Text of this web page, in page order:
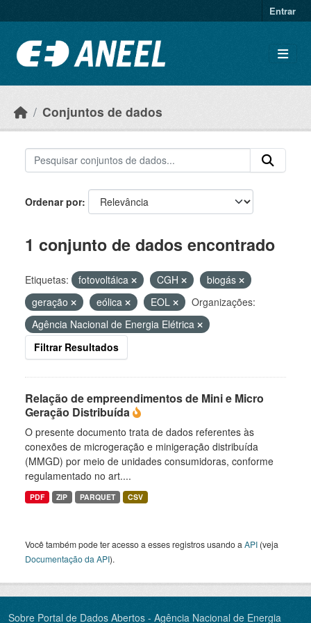
Entrar
Conjuntos de dados
Ordenar por
1 conjunto de dados encontrado
Etiquetas: fotovoltáica CGH
biogás
geração
eólica EOL
Organizações:
Agência Nacional de Energia Elétrica
Filtrar Resultados
Relação de empreendimentos de Mini e Micro
Geração Distribuída
O presente documento trata de dados referentes às
conexões de microgeração e minigeração distribuída
(MMGD) por meio de unidades consumidoras, conforme
regulamentado no art....
PDF ZIP PARQUET CSV
Você também pode ter acesso a esses registros usando a API (veja
Documentação da API).
Sobre Portal de Dados Abertos - Agência Nacional de Energia